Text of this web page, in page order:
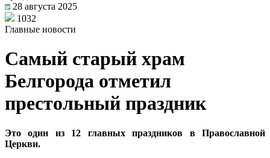
28 августа 2025
1032
Главные новости
Самый старый храм
Белгорода отметил
престольный праздник
Это один из 12 главных праздников в Православной
Церкви.